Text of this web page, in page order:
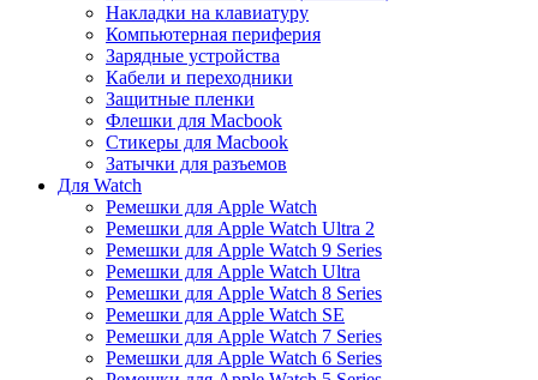
Накладки на клавиатуру
Компьютерная периферия
Зарядные устройства
Кабели и переходники
Защитные пленки
Флешки для Macbook
Стикеры для Macbook
Затычки для разъемов
Для Watch
Ремешки для Apple Watch
Ремешки для Apple Watch Ultra 2
Ремешки для Apple Watch 9 Series
Ремешки для Apple Watch Ultra
Ремешки для Apple Watch 8 Series
Ремешки для Apple Watch SE
Ремешки для Apple Watch 7 Series
Ремешки для Apple Watch 6 Series